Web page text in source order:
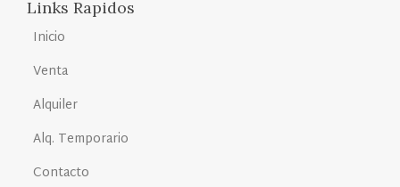
Links Rapidos
Inicio
Venta
Alquiler
Alq. Temporario
Contacto